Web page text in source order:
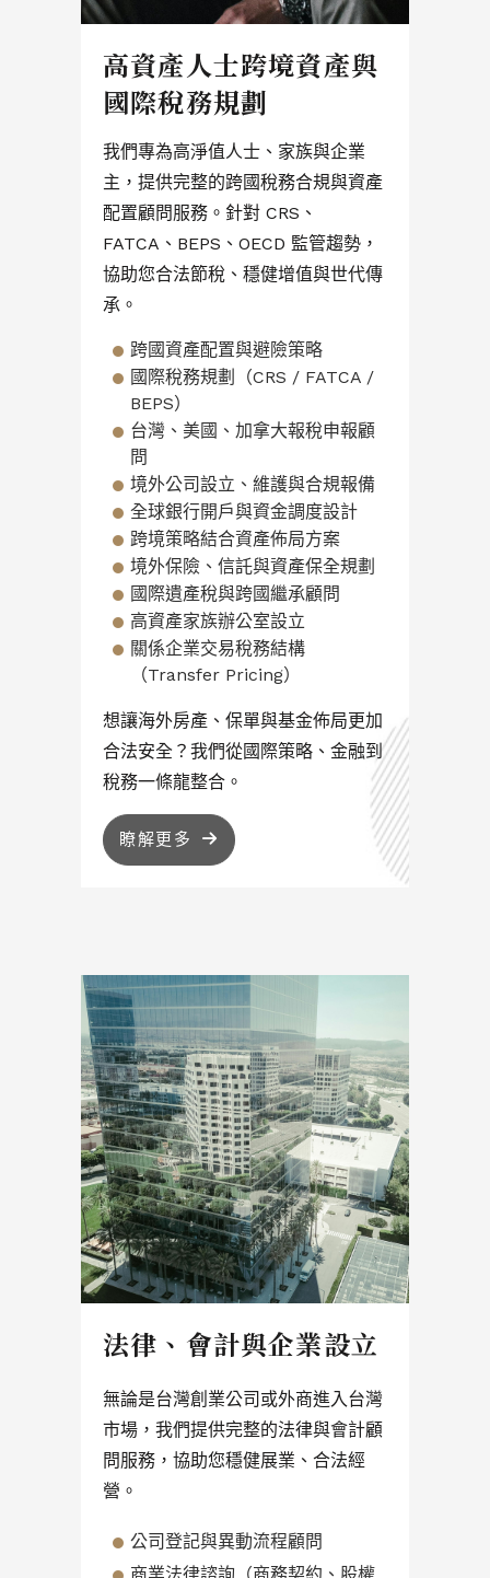
高資產人士跨境資產與
國際稅務規劃
我們專為高淨值人士、家族與企業
主，提供完整的跨國稅務合規與資產
配置顧問服務。針對 CRS、
FATCA、BEPS、OECD 監管趨勢，
協助您合法節稅、穩健增值與世代傳
承。
跨國資產配置與避險策略
國際稅務規劃（CRS / FATCA /
BEPS）
台灣、美國、加拿大報稅申報顧
問
境外公司設立、維護與合規報備
全球銀行開戶與資金調度設計
跨境策略結合資產佈局方案
境外保險、信託與資產保全規劃
國際遺產稅與跨國繼承顧問
高資產家族辦公室設立
關係企業交易稅務結構
（Transfer Pricing）
想讓海外房產、保單與基金佈局更加
合法安全？我們從國際策略、金融到
稅務一條龍整合。
瞭解更多
法律、會計與企業設立
無論是台灣創業公司或外商進入台灣
市場，我們提供完整的法律與會計顧
問服務，協助您穩健展業、合法經
營。
公司登記與異動流程顧問